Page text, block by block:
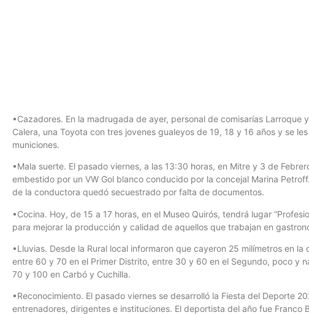
•Cazadores. En la madrugada de ayer, personal de comisarías Larroque
Calera, una Toyota con tres jovenes gualeyos de 19, 18 y 16 años y se
municiones.
•Mala suerte. El pasado viernes, a las 13:30 horas, en Mitre y 3 de
embestido por un VW Gol blanco conducido por la concejal Marina
de la conductora quedó secuestrado por falta de documentos.
•Cocina. Hoy, de 15 a 17 horas, en el Museo Quirós, tendrá lugar
para mejorar la producción y calidad de aquellos que trabajan en
•Lluvias. Desde la Rural local informaron que cayeron 25 milímetros en la
entre 60 y 70 en el Primer Distrito, entre 30 y 60 en el Segundo, poco y
70 y 100 en Carbó y Cuchilla.
•Reconocimiento. El pasado viernes se desarrolló la Fiesta del Deporte
entrenadores, dirigentes e instituciones. El deportista del año fue Franco